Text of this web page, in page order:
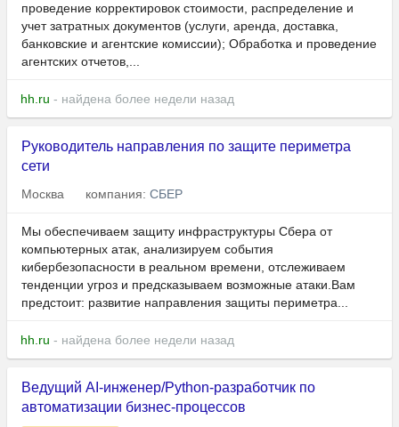
проведение корректировок стоимости, распределение и
учет затратных документов (услуги, аренда, доставка,
банковские и агентские комиссии); Обработка и проведение
агентских отчетов,...
hh.ru - найдена более недели назад
Руководитель направления по защите периметра
сети
Москва компания: СБЕР
Мы обеспечиваем защиту инфраструктуры Сбера от
компьютерных атак, анализируем события
кибербезопасности в реальном времени, отслеживаем
тенденции угроз и предсказываем возможные атаки.Вам
предстоит: развитие направления защиты периметра...
hh.ru - найдена более недели назад
Ведущий AI-инженер/Python-разработчик по
автоматизации бизнес-процессов